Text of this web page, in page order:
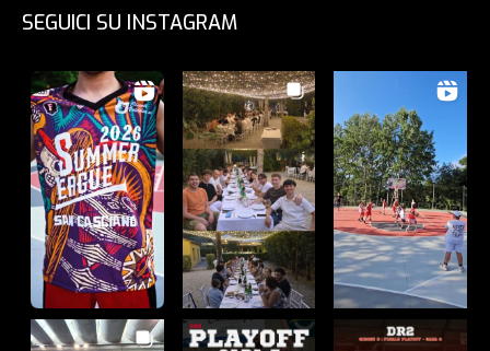
SEGUICI SU INSTAGRAM